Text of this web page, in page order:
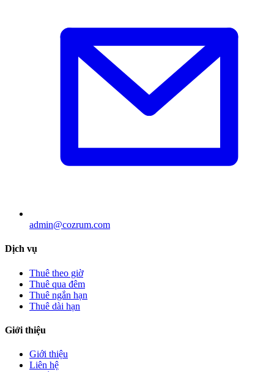
admin@cozrum.com
Dịch vụ
Thuê theo giờ
Thuê qua đêm
Thuê ngắn hạn
Thuê dài hạn
Giới thiệu
Giới thiệu
Liên hệ